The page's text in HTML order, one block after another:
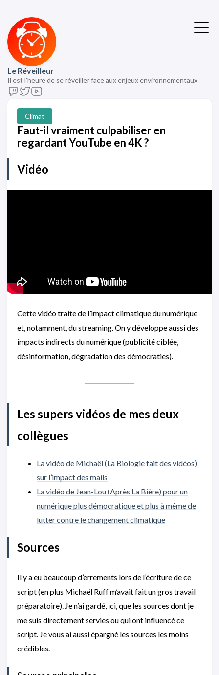
Le Réveilleur
Il est l'heure de se réveiller face aux enjeux environnementaux
Climat
Faut-il vraiment culpabiliser en
regardant YouTube en 4K ?
Vidéo
Cette vidéo traite de l’impact climatique du numérique
et, notamment, du streaming. On y développe aussi des
impacts indirects du numérique (publicité ciblée,
désinformation, dégradation des démocraties).
Les supers vidéos de mes deux
collègues
La vidéo de Michaël (La Biologie fait des vidéos)
sur l’impact des mails
La vidéo de Jean-Lou (Après La Bière) pour un
numérique plus démocratique et plus à même de
lutter contre le changement climatique
Sources
Il y a eu beaucoup d’errements lors de l’écriture de ce
script (en plus Michaël Ruff m’avait fait un gros travail
préparatoire). Je n’ai gardé, ici, que les sources dont je
me suis directement servies ou qui ont influencé ce
script. Je vous ai aussi épargné les sources les moins
crédibles.